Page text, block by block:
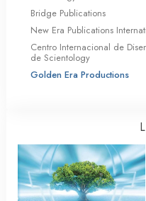
Bridge Publications
New Era Publications
Centro Internacional de
de Scientology
Golden Era Productions